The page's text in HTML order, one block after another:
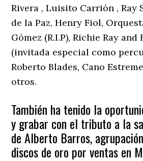
Rivera , Luisito Carrión , Ray
de la Paz, Henry Fiol,
Gómez (R.I.P), Richie Ray and
(invitada especial como
Roberto Blades, Cano
otros.
También ha tenido la
y grabar con el tributo a la
de Alberto Barros,
discos de oro por ventas en